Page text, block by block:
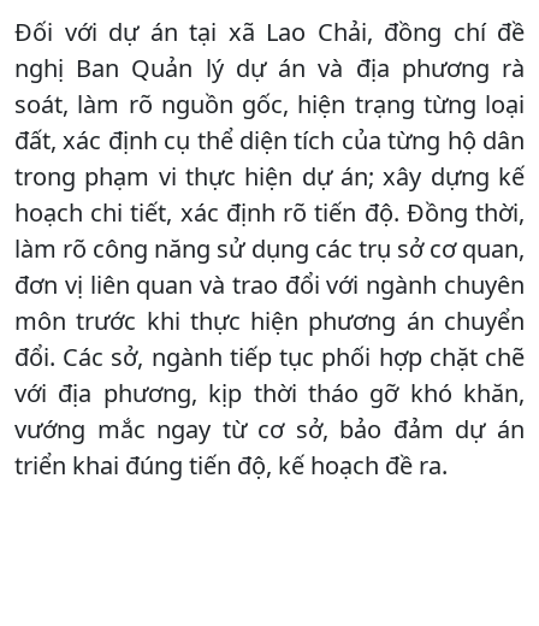
Đối với dự án tại xã Lao Chải, đồng chí đề
nghị Ban Quản lý dự án và địa phương rà
soát, làm rõ nguồn gốc, hiện trạng từng loại
đất, xác định cụ thể diện tích của từng hộ dân
trong phạm vi thực hiện dự án; xây dựng kế
hoạch chi tiết, xác định rõ tiến độ. Đồng thời,
làm rõ công năng sử dụng các trụ sở cơ quan,
đơn vị liên quan và trao đổi với ngành chuyên
môn trước khi thực hiện phương án chuyển
đổi. Các sở, ngành tiếp tục phối hợp chặt chẽ
với địa phương, kịp thời tháo gỡ khó khăn,
vướng mắc ngay từ cơ sở, bảo đảm dự án
triển khai đúng tiến độ, kế hoạch đề ra.